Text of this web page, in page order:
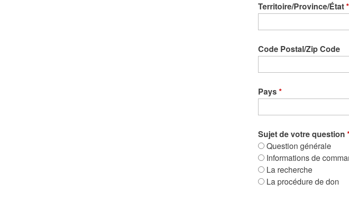
Territoire/Province/État*
Code Postal/Zip Code
Pays*
Sujet de votre question
Question générale
Informations de
La recherche
La procédure de don